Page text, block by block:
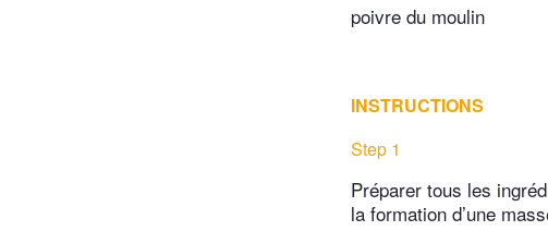
poivre du moulin
INSTRUCTIONS
Step 1
Préparer tous les
la formation d’une